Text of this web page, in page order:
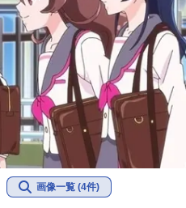
画像一覧 (4件)